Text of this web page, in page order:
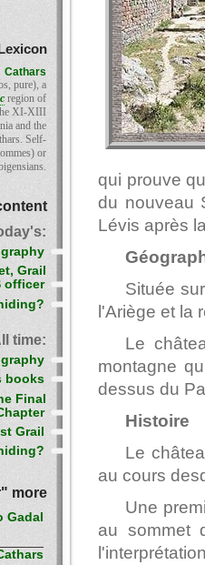
qui prouve
du nouveau
Lévis après
Située
l'Ariège et la
Le
montagne
dessus du
Histoire
Le
au cours
Une
au sommet
Cathars
pure), a
region of
XI-XIII
and the
Self-
or
Grail
officer
time:
books
Final
Grail
more
Gadal